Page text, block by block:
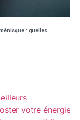
: quelles